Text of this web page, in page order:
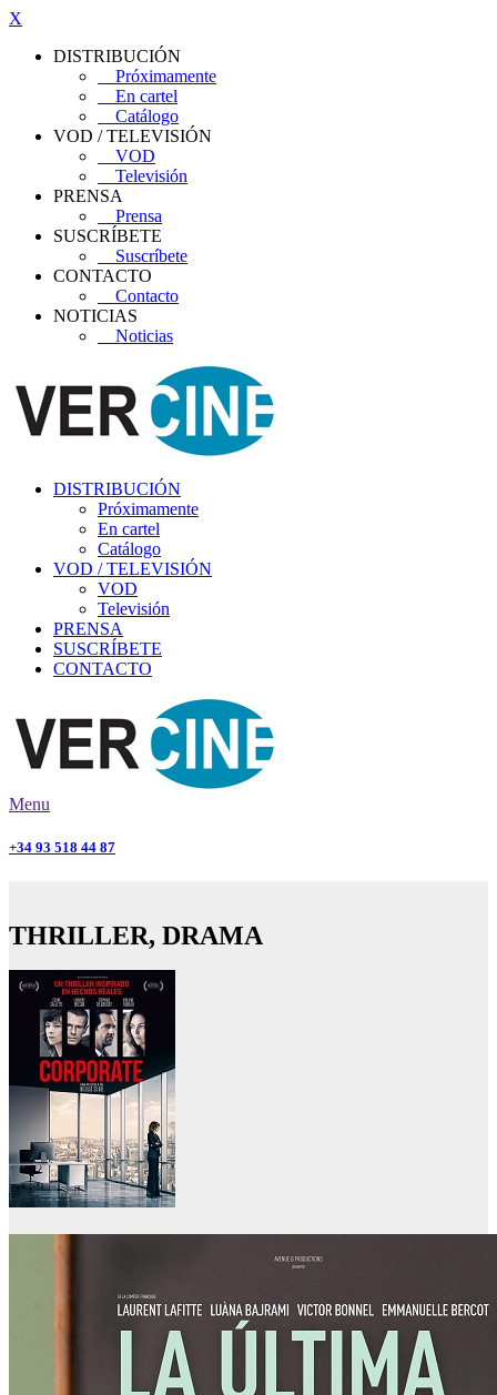
X
DISTRIBUCIÓN
Próximamente
En cartel
Catálogo
VOD / TELEVISIÓN
VOD
Televisión
PRENSA
Prensa
SUSCRÍBETE
Suscríbete
CONTACTO
Contacto
NOTICIAS
Noticias
DISTRIBUCIÓN
Próximamente
En cartel
Catálogo
VOD / TELEVISIÓN
VOD
Televisión
PRENSA
SUSCRÍBETE
CONTACTO
Menu
+34 93 518 44 87
THRILLER, DRAMA